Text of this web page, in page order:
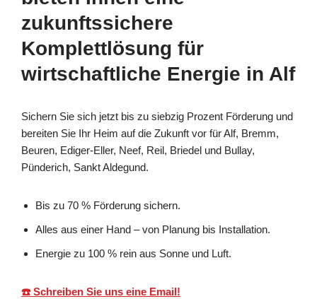
zukunftssichere
Komplettlösung für
wirtschaftliche Energie in Alf
Sichern Sie sich jetzt bis zu siebzig Prozent Förderung und
bereiten Sie Ihr Heim auf die Zukunft vor für Alf, Bremm,
Beuren, Ediger-Eller, Neef, Reil, Briedel und Bullay,
Pünderich, Sankt Aldegund.
Bis zu 70 % Förderung sichern.
Alles aus einer Hand – von Planung bis Installation.
Energie zu 100 % rein aus Sonne und Luft.
☎️ Schreiben Sie uns eine Email!